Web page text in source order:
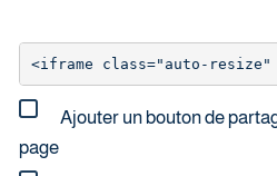
Ajouter un bouton de
page